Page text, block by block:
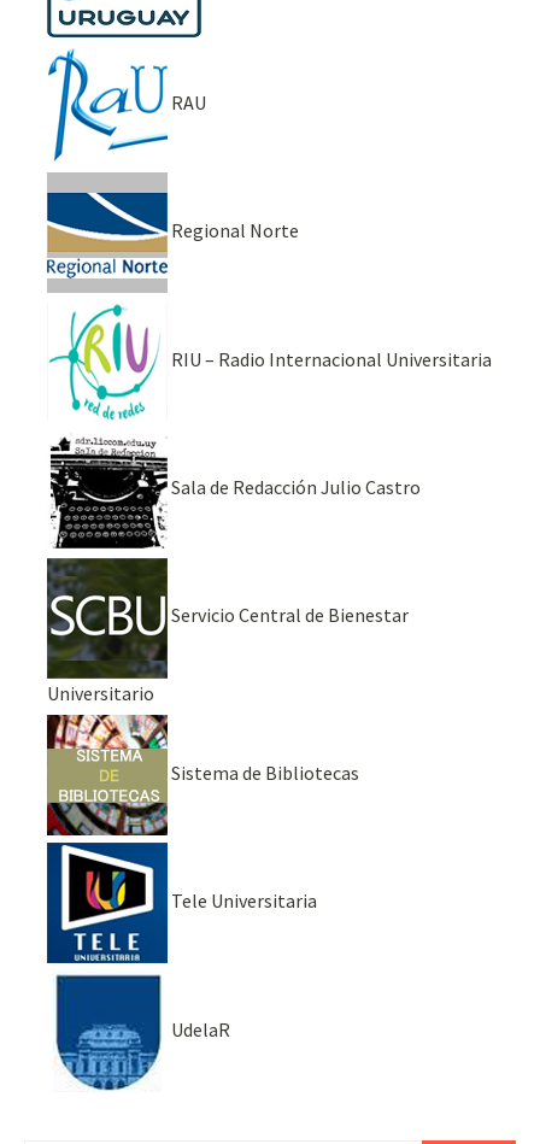
RAU
Regional Norte
RIU – Radio Internacional Universitaria
Sala de Redacción Julio Castro
Servicio Central de Bienestar
Universitario
Sistema de Bibliotecas
Tele Universitaria
UdelaR